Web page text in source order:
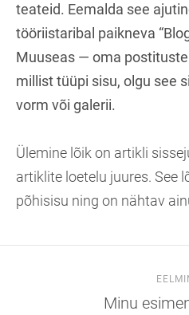
teateid. Eemalda see
tööriistaribal paikneva
Muuseas — oma
millist tüüpi sisu, olgu see
vorm või galerii.
Ülemine lõik on artikli
artiklite loetelu juures. See
põhisisu ning on nähtav
Minu